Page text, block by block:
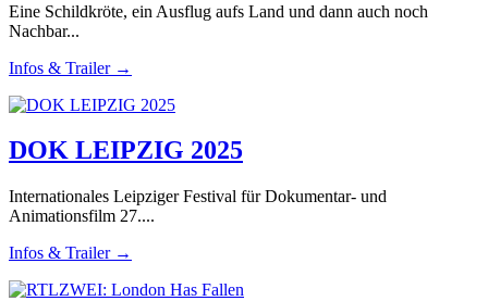
Eine Schildkröte, ein Ausflug aufs Land und dann auch noch
Nachbar...
Infos & Trailer →
DOK LEIPZIG 2025
Internationales Leipziger Festival für Dokumentar- und
Animationsfilm 27....
Infos & Trailer →